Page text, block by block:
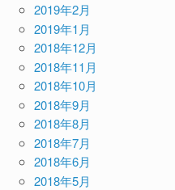
2019年2月
2019年1月
2018年12月
2018年11月
2018年10月
2018年9月
2018年8月
2018年7月
2018年6月
2018年5月